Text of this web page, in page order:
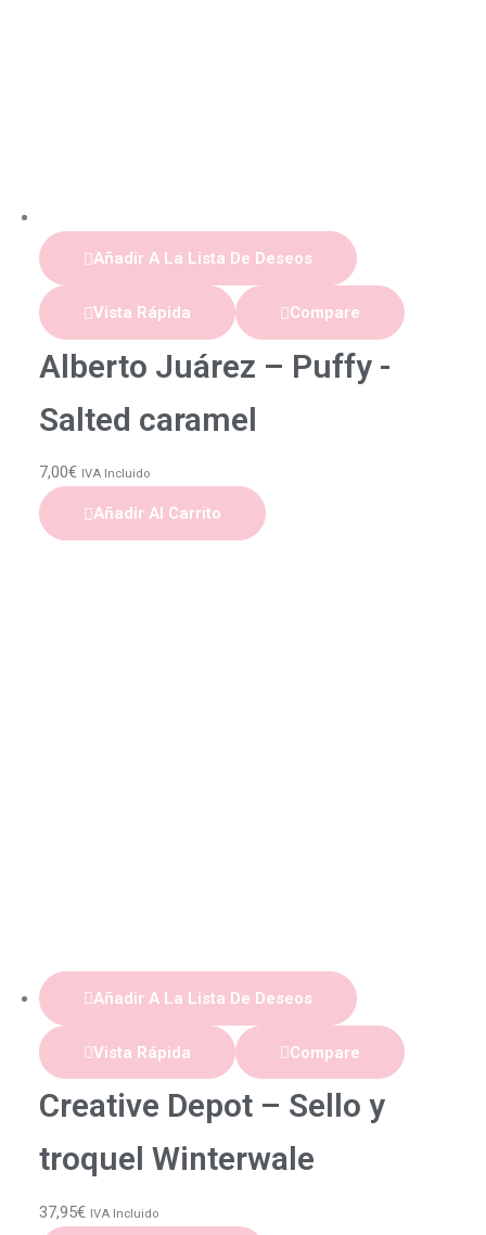
Añadir A La Lista De Deseos
Vista Rápida Compare
Alberto Juárez – Puffy -
Salted caramel
7,00€ IVA Incluido
Añadir Al Carrito
Añadir A La Lista De Deseos
Vista Rápida Compare
Creative Depot – Sello y
troquel Winterwale
37,95€ IVA Incluido